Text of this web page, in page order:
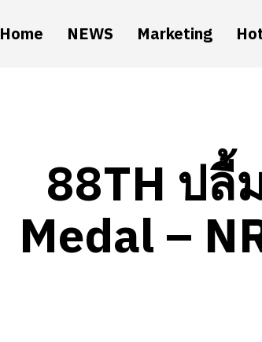
Home NEWS Marketing
88TH ปลื้
Medal –